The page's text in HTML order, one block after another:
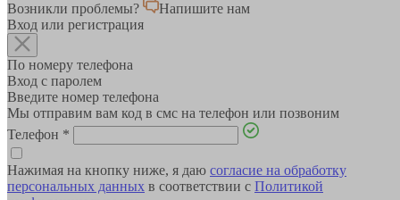
Возникли проблемы?
Напишите нам
Вход или регистрация
По номеру телефона
Вход с паролем
Введите номер телефона
Мы отправим вам код в смс на телефон или позвоним
Телефон *
Нажимая на кнопку ниже, я даю согласие на обработку
персональных данных в соответствии с Политикой